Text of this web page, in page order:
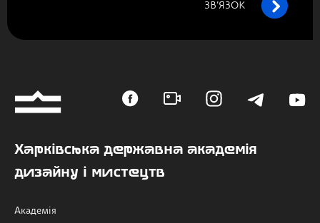
ЗВ’ЯЗОК
Харківська державна академія
дизайну і мистецтв
Академія